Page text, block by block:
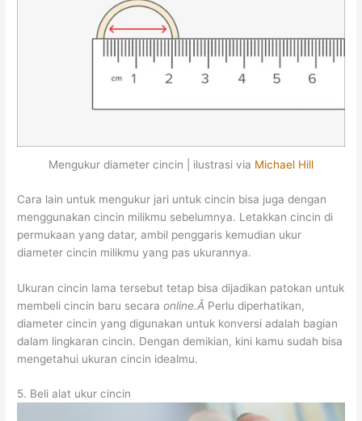
Mengukur diameter cincin | ilustrasi via Michael Hill
Cara lain untuk mengukur jari untuk cincin bisa juga dengan
menggunakan cincin milikmu sebelumnya. Letakkan cincin di
permukaan yang datar, ambil penggaris kemudian ukur
diameter cincin milikmu yang pas ukurannya.
Ukuran cincin lama tersebut tetap bisa dijadikan patokan untuk
membeli cincin baru secaraonline.Â Perlu diperhatikan,
diameter cincin yang digunakan untuk konversi adalah bagian
dalam lingkaran cincin. Dengan demikian, kini kamu sudah bisa
mengetahui ukuran cincin idealmu.
5. Beli alat ukur cincin